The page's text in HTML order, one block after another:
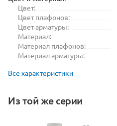
Цвет:
Цвет плафонов:
Цвет арматуры:
Материал:
Материал плафонов:
Материал арматуры:
Все характеристики
Из той же серии